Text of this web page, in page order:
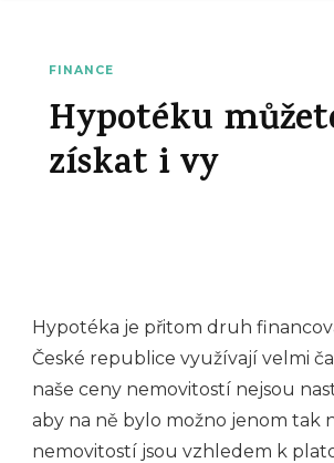
FINANCE
Hypotéku
získat i vy
Hypotéka je přitom druh
České republice využívají velmi
naše ceny nemovitostí nejsou
aby na ně bylo možno jenom tak
nemovitostí jsou vzhledem k